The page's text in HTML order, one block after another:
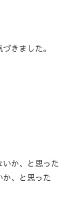
きました。
か、と思った
か、と思った